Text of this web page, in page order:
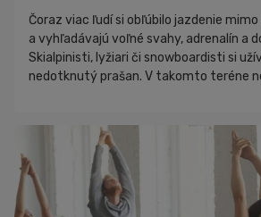
Čoraz viac ľudí si obľúbilo jazdenie
a vyhľadávajú voľné svahy, adrenalín a
Skialpinisti, lyžiari či snowboardisti si
nedotknutý prašan. V takomto teréne
zastihnúť lavína, preto by ste na ňu
pripravení. V článku sa dočítate: